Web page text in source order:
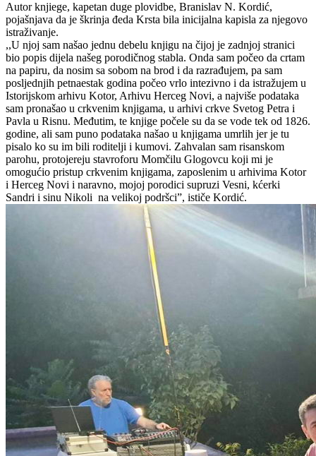
Autor knjiege, kapetan duge plovidbe, Branislav N. Kordić,
pojašnjava da je škrinja đeda Krsta bila inicijalna kapisla za njegovo
istraživanje.
,,U njoj sam našao jednu debelu knjigu na čijoj je zadnjoj stranici
bio popis dijela našeg porodičnog stabla. Onda sam počeo da crtam
na papiru, da nosim sa sobom na brod i da razrađujem, pa sam
posljednjih petnaestak godina počeo vrlo intezivno i da istražujem u
Istorijskom arhivu Kotor, Arhivu Herceg Novi, a najviše podataka
sam pronašao u crkvenim knjigama, u arhivi crkve Svetog Petra i
Pavla u Risnu. Međutim, te knjige počele su da se vode tek od 1826.
godine, ali sam puno podataka našao u knjigama umrlih jer je tu
pisalo ko su im bili roditelji i kumovi. Zahvalan sam risanskom
parohu, protojereju stavroforu Momčilu Glogovcu koji mi je
omogućio pristup crkvenim knjigama, zaposlenim u arhivima Kotor
i Herceg Novi i naravno, mojoj porodici supruzi Vesni, kćerki
Sandri i sinu Nikoli na velikoj podršci”, ističe Kordić.